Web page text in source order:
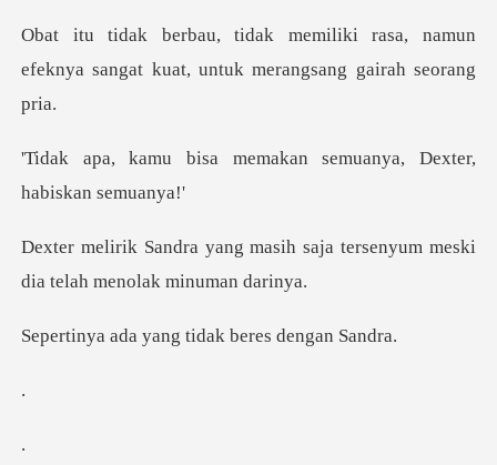
i rasa, namun
efeknya sangat kuat, u
memakan semuanya, Dext
sih saja tersenyum meski
dia
yang tidak bere